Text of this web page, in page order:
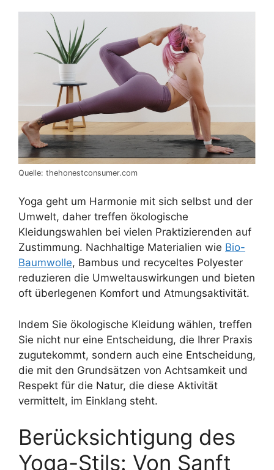
Quelle: thehonestconsumer.com
Yoga geht um Harmonie mit sich selbst und der
Umwelt, daher treffen ökologische
Kleidungswahlen bei vielen Praktizierenden auf
Zustimmung. Nachhaltige Materialien wie Bio-
Baumwolle, Bambus und recyceltes Polyester
reduzieren die Umweltauswirkungen und bieten
oft überlegenen Komfort und Atmungsaktivität.
Indem Sie ökologische Kleidung wählen, treffen
Sie nicht nur eine Entscheidung, die Ihrer Praxis
zugutekommt, sondern auch eine Entscheidung,
die mit den Grundsätzen von Achtsamkeit und
Respekt für die Natur, die diese Aktivität
vermittelt, im Einklang steht.
Berücksichtigung des
Yoga-Stils: Von Sanft